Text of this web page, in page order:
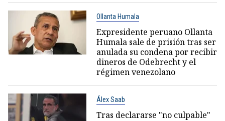
Ollanta Humala
Expresidente peruano Ollanta
Humala sale de prisión tras ser
anulada su condena por recibir
dineros de Odebrecht y el
régimen venezolano
Álex Saab
Tras declararse "no culpable"